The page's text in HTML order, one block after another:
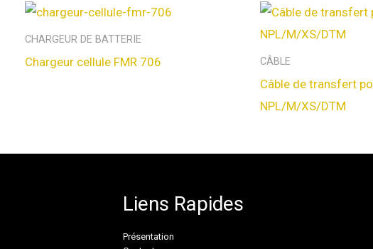
CHARGEUR DE BATTERIE
Chargeur cellule FMR 706 CÂBLE
Câble de transfert
NPL/M/XS/DTM
Liens Rapides
Présentation